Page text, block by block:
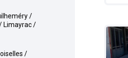
Limayrac /